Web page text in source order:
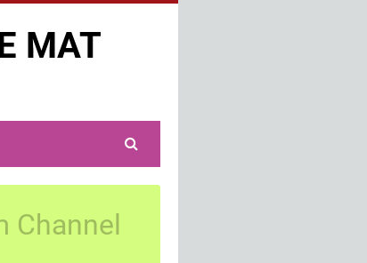
MAT
Channel